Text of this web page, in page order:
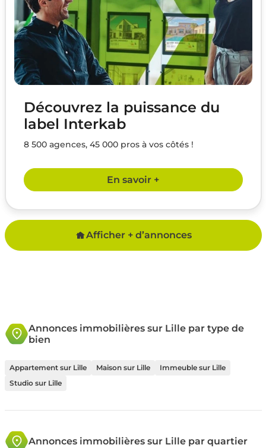
Découvrez la puissance du
label Interkab
8 500 agences, 45 000 pros à vos côtés !
En savoir +
Afficher + d’annonces
Annonces immobilières sur Lille par type de
bien
Appartement sur Lille Maison sur Lille
Immeuble sur Lille
Studio sur Lille
Annonces immobilières sur Lille par quartier